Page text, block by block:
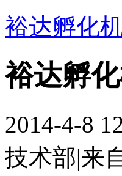
裕达孵化
裕达孵
2014-4-8
技术部|来